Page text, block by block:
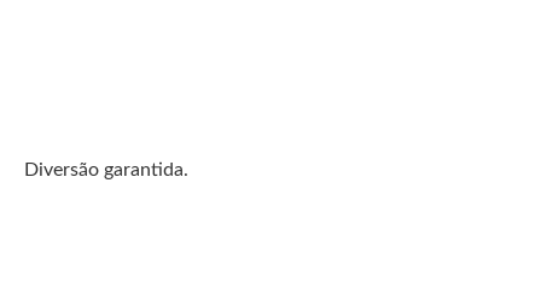
Diversão garantida.